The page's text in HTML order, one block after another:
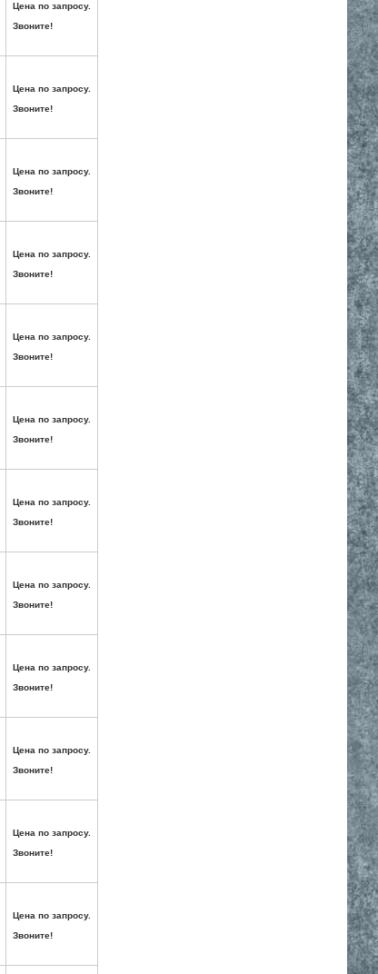
Цена по запросу.
Звоните!
Цена по запросу.
Звоните!
Цена по запросу.
Звоните!
Цена по запросу.
Звоните!
Цена по запросу.
Звоните!
Цена по запросу.
Звоните!
Цена по запросу.
Звоните!
Цена по запросу.
Звоните!
Цена по запросу.
Звоните!
Цена по запросу.
Звоните!
Цена по запросу.
Звоните!
Цена по запросу.
Звоните!